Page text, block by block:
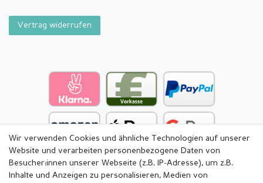
Vertrag widerrufen
Wir verwenden Cookies und ähnliche Technologien auf unserer
Website und verarbeiten personenbezogene Daten von
Besucher:innen unserer Webseite (z.B. IP-Adresse), um z.B.
Inhalte und Anzeigen zu personalisieren, Medien von